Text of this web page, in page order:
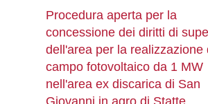
Procedura aperta per la
concessione dei diritti di
dell'area per la realizzazione
campo fotovoltaico da 1 MW
nell'area ex discarica di San
Giovanni in agro di Statte